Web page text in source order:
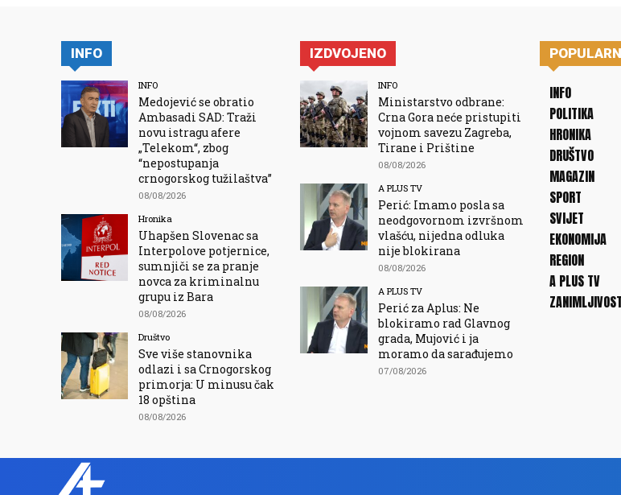
INFO
INFO
Medojević se obratio
Ambasadi SAD: Traži
novu istragu afere
„Telekom“, zbog
“nepostupanja
crnogorskog tužilaštva”
08/08/2026
Hronika
Uhapšen Slovenac sa
Interpolove potjernice,
sumnjiči se za pranje
novca za kriminalnu
grupu iz Bara
08/08/2026
Društvo
Sve više stanovnika
odlazi i sa Crnogorskog
primorja: U minusu čak
18 opština
08/08/2026
IZDVOJENO
INFO
Ministarstvo odbrane:
Crna Gora neće pristupiti
vojnom savezu Zagreba,
Tirane i Prištine
08/08/2026
A PLUS TV
Perić: Imamo posla sa
neodgovornom izvršnom
vlašću, nijedna odluka
nije blokirana
08/08/2026
A PLUS TV
Perić za Aplus: Ne
blokiramo rad Glavnog
grada, Mujović i ja
moramo da sarađujemo
07/08/2026
INFO
POLITIKA
HRONIKA
DRUŠTVO
MAGAZIN
SPORT
SVIJET
EKONOMIJA
REGION
A PLUS TV